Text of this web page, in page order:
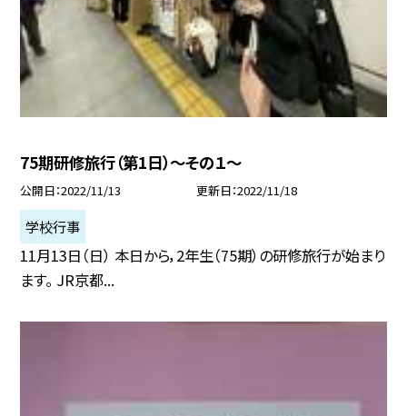
75期研修旅行（第1日）〜その１〜
公開日 2022/11/13 更新日 2022/11/18
学校行事
11月13日（日） 本日から，2年生（75期）の研修旅行が始まり
ます。 JR京都...